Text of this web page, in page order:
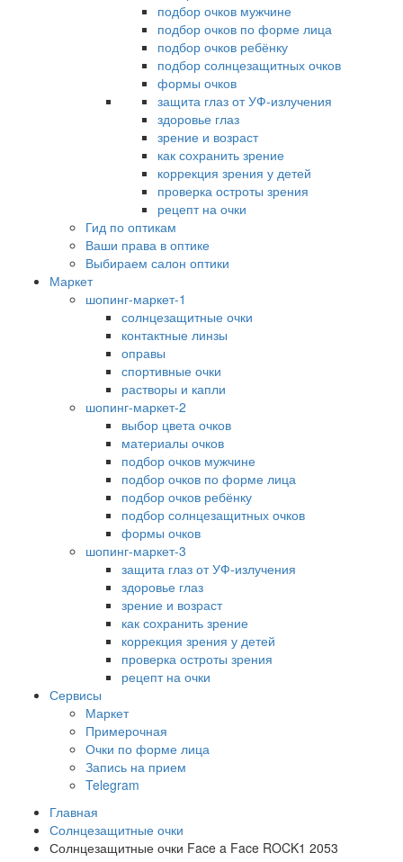
подбор очков мужчине
подбор очков по форме лица
подбор очков ребёнку
подбор солнцезащитных очков
формы очков
защита глаз от УФ-излучения
здоровье глаз
зрение и возраст
как сохранить зрение
коррекция зрения у детей
проверка остроты зрения
рецепт на очки
Гид по оптикам
Ваши права в оптике
Выбираем салон оптики
Маркет
шопинг-маркет-1
солнцезащитные очки
контактные линзы
оправы
спортивные очки
растворы и капли
шопинг-маркет-2
выбор цвета очков
материалы очков
подбор очков мужчине
подбор очков по форме лица
подбор очков ребёнку
подбор солнцезащитных очков
формы очков
шопинг-маркет-3
защита глаз от УФ-излучения
здоровье глаз
зрение и возраст
как сохранить зрение
коррекция зрения у детей
проверка остроты зрения
рецепт на очки
Сервисы
Маркет
Примерочная
Очки по форме лица
Запись на прием
Telegram
Главная
Солнцезащитные очки
Солнцезащитные очки Face a Face ROCK1 2053